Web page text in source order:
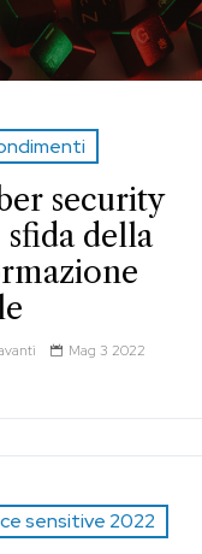
security
della
Mag 3 2022
sensitive 2022